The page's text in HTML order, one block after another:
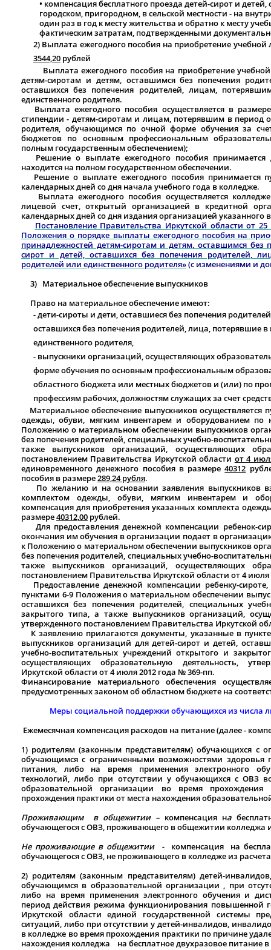
• компенсация бесплатного проезда детей-сирот и
городском, пригородном, в сельской местности - на
один раз в год к месту жительства и обратно к месту
фактическим затратам, подтвержденными
2) Выплата ежегодного пособия на приобретение
3544,20 рублей
Выплата ежегодного пособия на приобретение
детям-сиротам и детям, оставшимся без попечения
оставшихся без попечения родителей, лицам,
единственного родителя.
Выплата ежегодного пособия осуществляется в
стипендии - детям-сиротам и лицам, потерявшим в период
родителя, обучающимся по очной форме обучения за
бюджетов по основным профессиональным
полным государственным обеспечением);
Решение о выплате ежегодного пособия принимается
находится на полном государственном обеспечении.
Решение о выплате ежегодного пособия принимается
календарных дней со дня начала учебного года в колледже.
Выплата ежегодного пособия осуществляется
лицевой счет, открытый организацией в кредитной
календарных дней со дня издания организацией указанного
Постановление Правительства Иркутской области от
Положения о порядке выплаты ежегодного пособия на
принадлежностей детям-сиротам и детям, оставшимся
сирот и детей, оставшихся без попечения родителей,
родителей или единственного родителя»(с изменениями и
3) Материальное обеспечение выпускников
Право на материальное обеспечение имеют:
- дети-сироты и дети, оставшиеся без попечения
оставшихся без попечения родителей, лица, потерявшие
единственного родителя,
- выпускники организаций, осуществляющих
форме обучения по основным профессиональным
областного бюджета или местных бюджетов и (или) по
профессиям рабочих, должностям служащих за счет
Материальное обеспечение выпускников осуществляется
одежды, обуви, мягким инвентарем и оборудованием
Положению о материальном обеспечении выпускников
без попечения родителей, специальных учебно-
также выпускников организаций, осуществляющих
постановлением Правительства Иркутской области от 4
единовременного денежного пособия в размере40312
пособия в размере289,24 рубля.
По желанию и на основании заявления выпускников
комплектом одежды, обуви, мягким инвентарем и
компенсация для приобретения указанных комплекта
размере40312,00 рублей.
Для предоставления денежной компенсации ребенок-
окончания им обучения в организации подает в
к Положению о материальном обеспечении выпускников
без попечения родителей, специальных учебно-
также выпускников организаций, осуществляющих
постановлением Правительства Иркутской области от 4 июля
Предоставление денежной компенсации ребенку-сироте,
пунктами 6-9 Положения о материальном обеспечении
оставшихся без попечения родителей, специальных
закрытого типа, а также выпускников организаций,
утвержденного постановлением Правительства Иркутской
К заявлению прилагаются документы, указанные в
выпускников организаций для детей-сирот и детей,
учебно-воспитательных учреждений открытого и
осуществляющих образовательную деятельность,
Иркутской области от 4 июля 2012 года № 369-пп.
Финансирование материального обеспечения
предусмотренных законом об областном бюджете на
Меры социальной поддержки обучающихся из числа
Ежемесячная компенсация расходов на питание (далее -
1) родителям (законным представителям) обучающихся с
обучающимся с ограниченными возможностями здоровья
питания, либо на время применения электронного
технологий, либо при отсутствии у обучающихся с ОВЗ
образовательной организации во время
прохождения практики от места нахождения
Проживающим в общежитии– компенсация на
обучающегося с ОВЗ, проживающего в общежитии колледжа
Не проживающие в общежитии - компенсация на
обучающегося с ОВЗ, не проживающего в колледже из
2) родителям (законным представителям) детей-
обучающимся в образовательной организации , при
либо на время применения электронного обучения и
период действия режима функционирования повышенной
Иркутской области единой государственной системы
ситуаций, либо при отсутствии у детей-инвалидов,
в колледже во время прохождения практики по причине
нахождения колледжа на бесплатное двухразовое питание